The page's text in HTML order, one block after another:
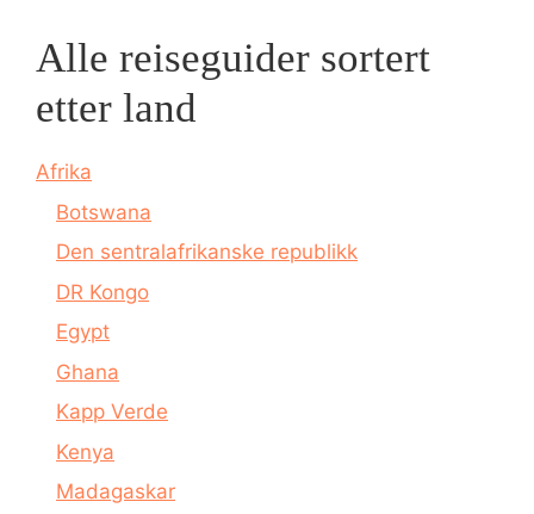
Alle reiseguider sortert
etter land
Afrika
Botswana
Den sentralafrikanske republikk
DR Kongo
Egypt
Ghana
Kapp Verde
Kenya
Madagaskar